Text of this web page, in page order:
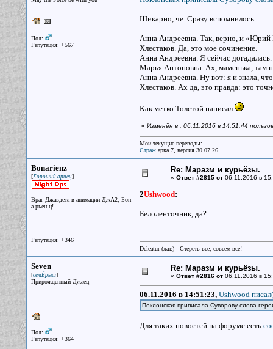
Пол:
Репутация: +567
Шикарно, че. Сразу вспомнилось:
Анна Андреевна. Так, верно, и «Юрий
Хлестаков. Да, это мое сочинение.
Анна Андреевна. Я сейчас догадалась.
Марья Антоновна. Ах, маменька, там
Анна Андреевна. Ну вот: я и знала,
Хлестаков. Ах да, это правда: это
Как метко Толстой написал .
« Изменён в : 06.11.2016 в 14:51:44
Мои текущие переводы:
Стражарка 7, версия 30.07.26
Bonarienz
[Хороший ариец]
Враг Джавдета в анимации ДжА2, Бон-
а-рьен-ц!
Репутация: +346
Re: Маразм и курьёзы.
« Ответ #2815 от06.11.2016 в
2Ushwood:
Белоленточник, да?
Deleatur (лат.) - Стереть все, совсем все!
Seven
[семЁрыш]
Прирожденный Джаец
Пол:
Репутация: +364
Re: Маразм и курьёзы.
« Ответ #2816 от06.11.2016 в
06.11.2016 в 14:51:23, Ushwood
Поклонская приписала Суворову слова
Для таких новостей на форуме есть